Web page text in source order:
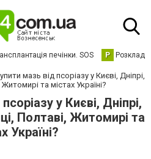
печінки. SOS Р Розклад
мазь від псоріазу у Києві, Дніпрі,
та містах Україні?
у Києві, Дніпрі,
Полтаві, Житомирі та
Україні?